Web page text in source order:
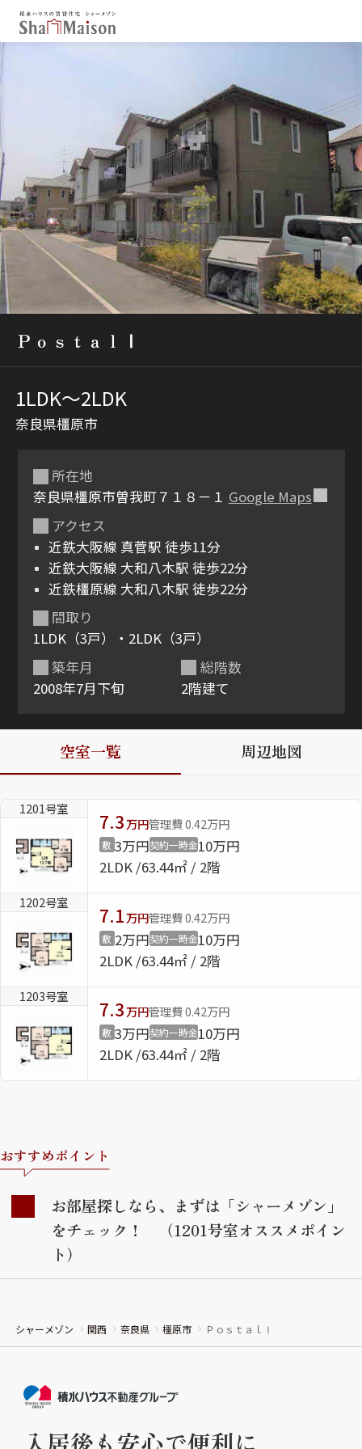
最近見た物件
北海道 東北
関東
中部
関西
中国・四国
九州
市区郡・路線・駅から探す
通勤・通学時間から探す
地図から探す
人気のカテゴリから探す
シャーメゾンとは
ン
ShaMaison STYLE
シャーメゾンショップを探す
らくらく内見
シャーメゾンライフサポート
自立型サービス付き・シニア向け
お問い合わせ・よくある質問
シャーメゾンライフ CLUB
らくらくパートナー
シャーメゾンライフ GUARD
らくらくプラチナ
ＰｏｓｔａｌⅠ
1LDK〜2LDK
奈良県橿原市
所在地
奈良県橿原市曽我町７１８－１ Google Maps
アクセス
近鉄大阪線 真菅駅 徒歩11分
近鉄大阪線 大和八木駅 徒歩22分
近鉄橿原線 大和八木駅 徒歩22分
築年月
2008年7月下旬
間取り
1LDK（3戸）・2LDK（3戸）
総階数
2階建て
空室一覧 周辺地図
1201号室
7.3万円管理費 0.42万円
敷 3万円契約一時金10万円
2LDK 63.44㎡ / 2階
1202号室
7.1万円管理費 0.42万円
敷 2万円契約一時金10万円
2LDK 63.44㎡ / 2階
1203号室
7.3万円管理費 0.42万円
敷 3万円契約一時金10万円
2LDK 63.44㎡ / 2階
おすすめポイント
お部屋探しなら、まずは「シャーメゾン」
をチェック！ （1201号室オススメポイン
ト）
シャーメゾン 関西 奈良県 橿原市 ＰｏｓｔａｌⅠ
入居後も安心で便利に